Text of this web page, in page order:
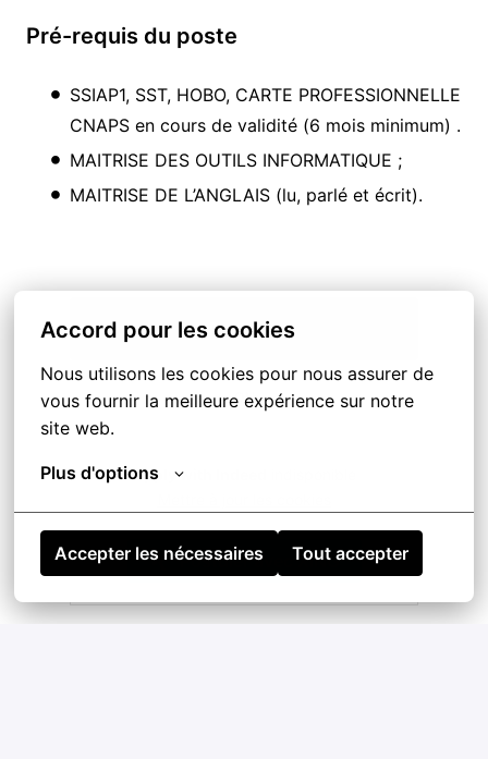
Accord pour les cookies
Nous utilisons les cookies pour nous assurer de
vous fournir la meilleure expérience sur notre
site web.
Plus d'options
Accepter les nécessaires Tout accepter
Pré-requis du poste
SSIAP1, SST, HOBO, CARTE PROFESSIONNELLE
CNAPS en cours de validité (6 mois minimum) .
MAITRISE DES OUTILS INFORMATIQUE ;
MAITRISE DE L’ANGLAIS (lu, parlé et écrit).
Postuler
ou
Apply with Indeed
Postuler avec XING